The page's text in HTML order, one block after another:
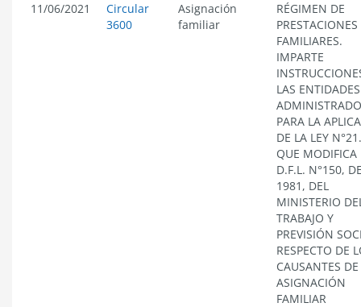
11/06/2021
Circular
3600
Asignación
familiar
RÉGIMEN DE
PRESTACIONES
FAMILIARES.
IMPARTE
LAS ENTIDADES
PARA LA
DE LA LEY
QUE MODIFICA
D.F.L. N°150,
1981, DEL
MINISTERIO
TRABAJO Y
PREVISIÓN
RESPECTO DE
CAUSANTES DE
ASIGNACIÓN
FAMILIAR